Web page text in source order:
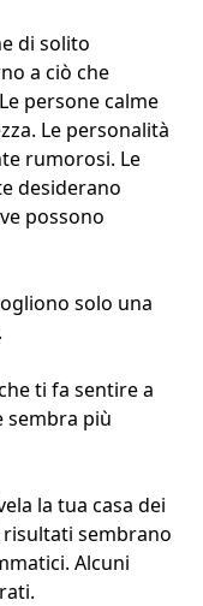
di solito
a ciò che
persone calme
Le personalità
rumorosi. Le
desiderano
possono
solo una
ti fa sentire a
sembra più
la tua casa dei
sembrano
Alcuni